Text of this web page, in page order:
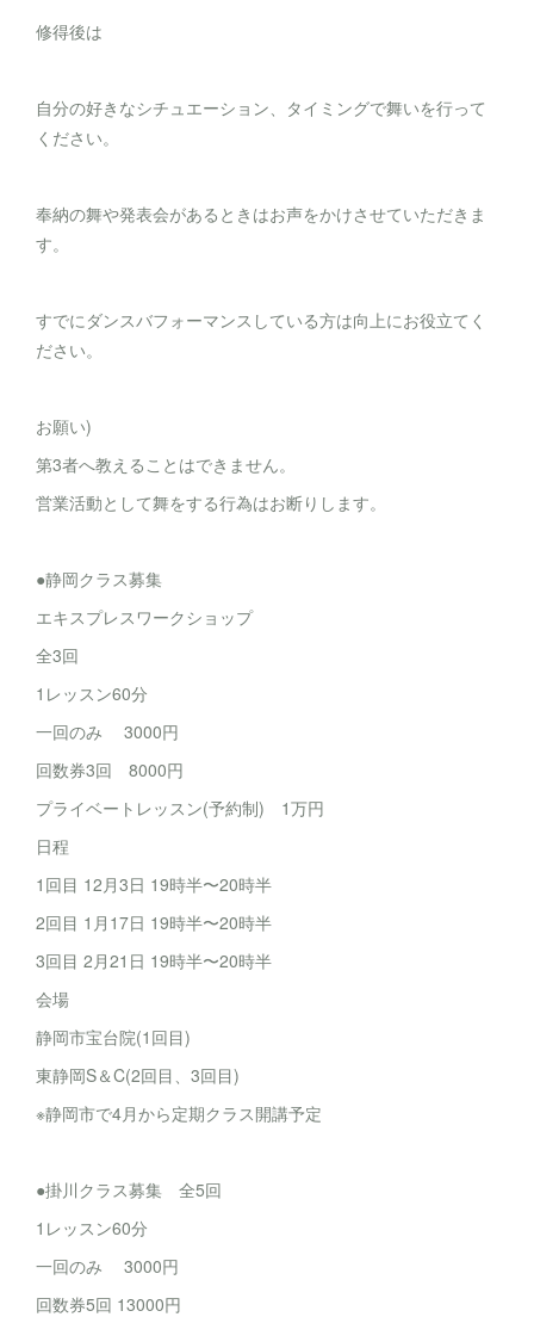
修得後は
自分の好きなシチュエーション、タイミングで舞いを行って
ください。
奉納の舞や発表会があるときはお声をかけさせていただきま
す。
すでにダンスバフォーマンスしている方は向上にお役立てく
ださい。
お願い)
第3者へ教えることはできません。
営業活動として舞をする行為はお断りします。
●静岡クラス募集
エキスプレスワークショップ
全3回
1レッスン60分
一回のみ 3000円
回数券3回 8000円
プライベートレッスン(予約制) 1万円
日程
1回目 12月3日 19時半〜20時半
2回目 1月17日 19時半〜20時半
3回目 2月21日 19時半〜20時半
会場
静岡市宝台院(1回目)
東静岡S＆C(2回目、3回目)
※静岡市で4月から定期クラス開講予定
●掛川クラス募集 全5回
1レッスン60分
一回のみ 3000円
回数券5回 13000円